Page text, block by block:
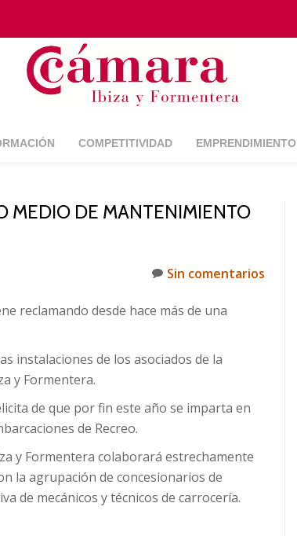
COMPETITIVIDAD EMPRENDIMIENTO
MEDIO DE MANTENIMIENTO
Sin comentarios
reclamando desde hace más de una
instalaciones de los asociados de la
y Formentera.
de que por fin este año se imparta en
de Recreo.
y Formentera colaborará estrechamente
la agrupación de concesionarios de
de mecánicos y técnicos de carrocería.